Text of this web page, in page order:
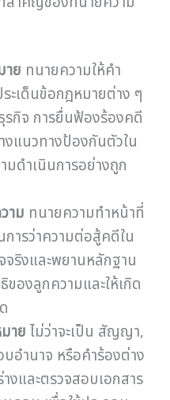
าย ทนายความให้คำ
ะเด็นข้อกฎหมายต่าง ๆ
กิจ การยื่นฟ้องร้องคดี
แนวทางป้องกันตัวใน
มดำเนินการอย่างถูก
าม ทนายความทำหน้าที่
ารว่าความต่อสู้คดีใน
ริงและพยานหลักฐาน
องลูกความและให้เกิด
าย ไม่ว่าจะเป็น สัญญา,
อำนาจ หรือคำร้องต่าง
งและตรวจสอบเอกสาร